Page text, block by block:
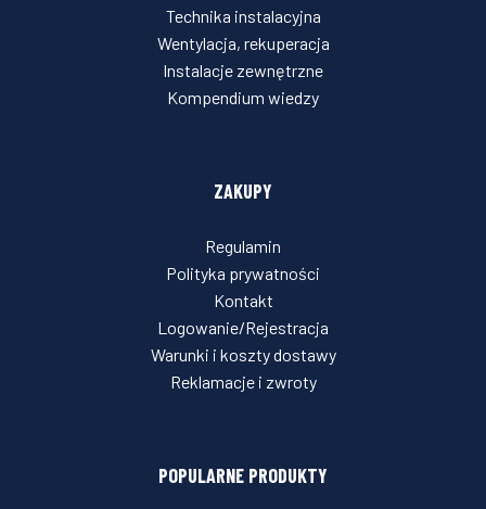
Technika instalacyjna
Wentylacja, rekuperacja
Instalacje zewnętrzne
Kompendium wiedzy
ZAKUPY
Regulamin
Polityka prywatności
Kontakt
Logowanie/Rejestracja
Warunki i koszty dostawy
Reklamacje i zwroty
POPULARNE PRODUKTY